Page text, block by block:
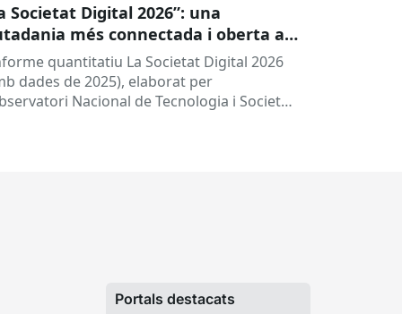
Societat Digital 2026”: una
més connectada i oberta a
artificial
quantitatiu La Societat Digital 2026
dades de 2025), elaborat per
Nacional de Tecnologia i Societat
Portals destacats